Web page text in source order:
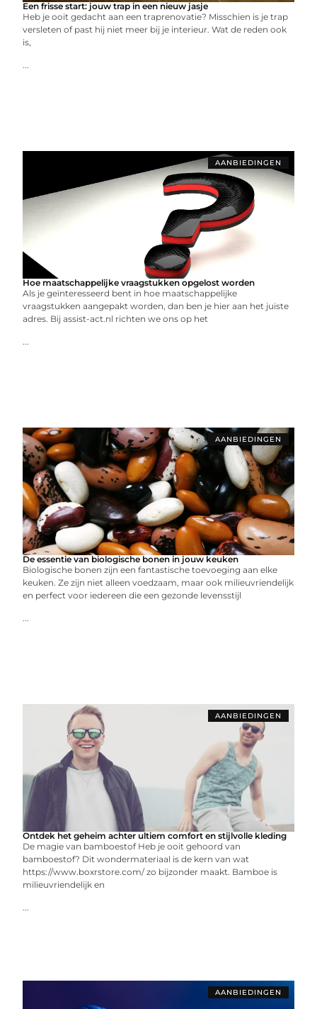
Een frisse start: jouw trap in een nieuw jasje
Heb je ooit gedacht aan een traprenovatie? Misschien is je trap
versleten of past hij niet meer bij je interieur. Wat de reden ook
is,
...
AANBIEDINGEN
Hoe maatschappelijke vraagstukken opgelost worden
Als je geïnteresseerd bent in hoe maatschappelijke
vraagstukken aangepakt worden, dan ben je hier aan het juiste
adres. Bij assist-act.nl richten we ons op het
...
AANBIEDINGEN
De essentie van biologische bonen in jouw keuken
Biologische bonen zijn een fantastische toevoeging aan elke
keuken. Ze zijn niet alleen voedzaam, maar ook milieuvriendelijk
en perfect voor iedereen die een gezonde levensstijl
...
AANBIEDINGEN
Ontdek het geheim achter ultiem comfort en stijlvolle kleding
De magie van bamboestof Heb je ooit gehoord van
bamboestof? Dit wondermateriaal is de kern van wat
https://www.boxrstore.com/ zo bijzonder maakt. Bamboe is
milieuvriendelijk en
...
AANBIEDINGEN